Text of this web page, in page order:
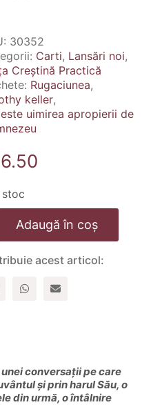
30352
Carti, Lansări noi,
Creștină Practică
Rugaciunea,
keller,
uimirea apropierii de
stoc
Adaugă în coș
acest articol:
conversații pe care
și prin harul Său, o
din urmă, o întâlnire